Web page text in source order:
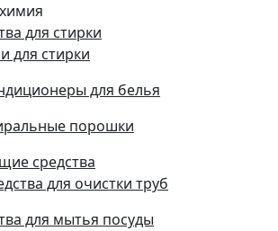
для стирки
для стирки
для белья
порошки
средства
для очистки труб
для мытья посуды